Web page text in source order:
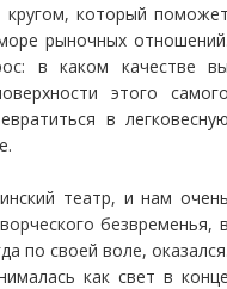
кругом, который
рыночных
в каком качестве
этого
в
театр, и нам
безвременья,
по своей воле,
как свет в